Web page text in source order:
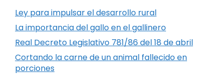
Ley para impulsar el desarrollo rural
La importancia del gallo en el gallinero
Real Decreto Legislativo 781/86 del 18 de abril
Cortando la carne de un animal fallecido en
porciones